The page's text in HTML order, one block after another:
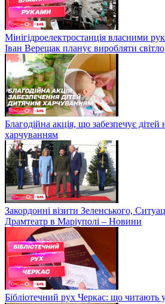
Мінігідроелектростанція власними
Іван Верещак планує виробляти світло
Благодійна акція, що забезпечує
харчуванням
Закордонні візити Зеленського,
Драмтеатр в Маріуполі – Новини
Бібліотечний рух Черкас: що читають